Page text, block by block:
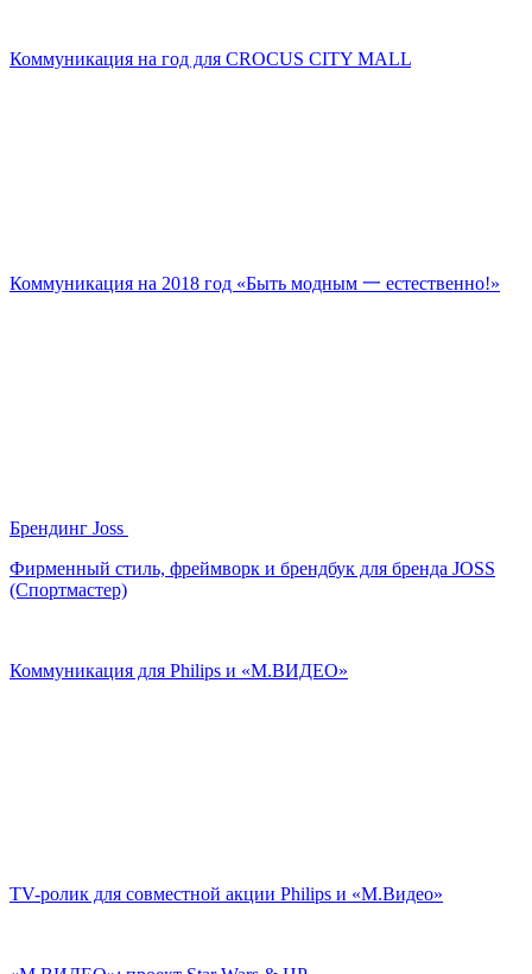
Коммуникация на год для CROCUS CITY MALL
Коммуникация на 2018 год «Быть модным 一 естественно!»
Брендинг Joss
Фирменный стиль, фреймворк и брендбук для бренда JOSS
(Спортмастер)
Коммуникация для Philips и «М.ВИДЕО»
TV-ролик для совместной акции Philips и «М.Видео»